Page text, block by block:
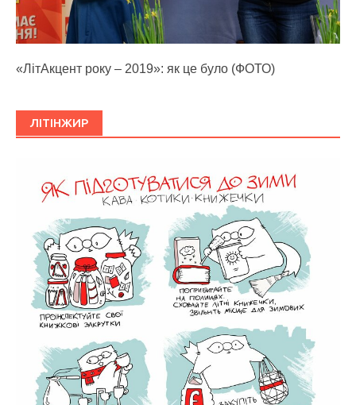
«ЛітАкцент року – 2019»: як це було (ФОТО)
ЛІТІНЖИР